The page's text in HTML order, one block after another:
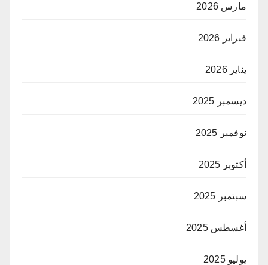
مارس 2026
فبراير 2026
يناير 2026
ديسمبر 2025
نوفمبر 2025
أكتوبر 2025
سبتمبر 2025
أغسطس 2025
يوليو 2025